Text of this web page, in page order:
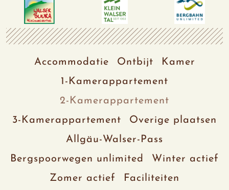
Accommodatie Ontbijt
Kamer
1-Kamerappartement
2-Kamerappartement
3-Kamerappartement
Overige plaatsen
Allgäu-Walser-Pass
Bergspoorwegen unlimited
Winter actief
Zomer actief
Faciliteiten